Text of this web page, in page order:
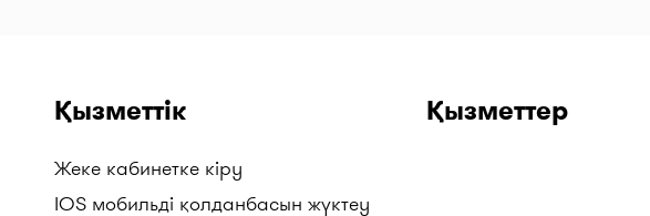
Қызметтік
Жеке кабинетке кіру
IOS мобильді қолданбасын жүктеу
Қызметтер